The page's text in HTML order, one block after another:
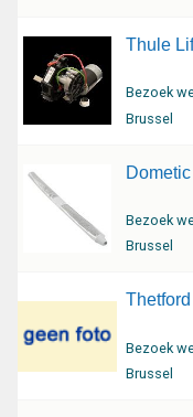
Thule
Bezoek
Brussel
Bezoek
Brussel
Bezoek
Brussel